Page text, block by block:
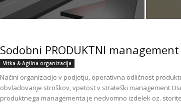
Sodobni PRODUKTNI management
Vitka & Agilna organizacija
Načini organizacije v podjetju, operativna odličnost
obvladovanje stroškov, vpetost v strateški management
produktnega managementa je nedvomno izdelek oz.